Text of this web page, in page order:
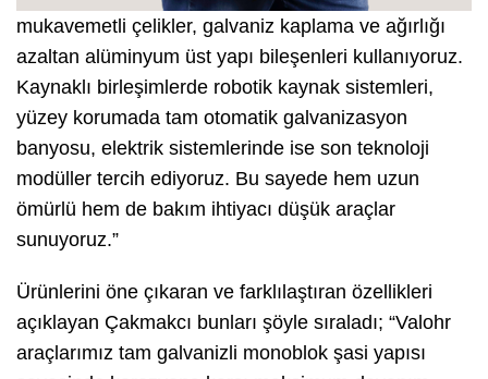
mukavemetli çelikler, galvaniz kaplama ve ağırlığı
azaltan alüminyum üst yapı bileşenleri kullanıyoruz.
Kaynaklı birleşimlerde robotik kaynak sistemleri,
yüzey korumada tam otomatik galvanizasyon
banyosu, elektrik sistemlerinde ise son teknoloji
modüller tercih ediyoruz. Bu sayede hem uzun
ömürlü hem de bakım ihtiyacı düşük araçlar
sunuyoruz.”
Ürünlerini öne çıkaran ve farklılaştıran özellikleri
açıklayan Çakmakcı bunları şöyle sıraladı; “Valohr
araçlarımız tam galvanizli monoblok şasi yapısı